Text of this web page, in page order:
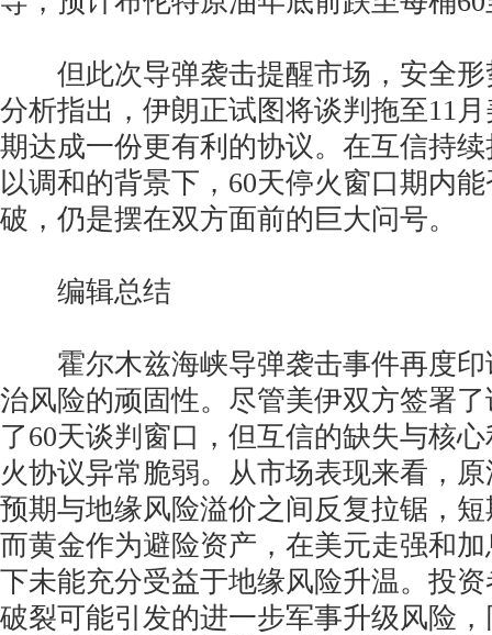
但此次导弹袭击提醒市场，安全形
分析指出，伊朗正试图将谈判拖至11
期达成一份更有利的协议。在互信持
以调和的背景下，60天停火窗口期内
破，仍是摆在双方面前的巨大问号。
编辑总结
霍尔木兹海峡导弹袭击事件再度印
治风险的顽固性。尽管美伊双方签署
了60天谈判窗口，但互信的缺失与核
火协议异常脆弱。从市场表现来看，
预期与地缘风险溢价之间反复拉锯，
而黄金作为避险资产，在美元走强和
下未能充分受益于地缘风险升温。投
破裂可能引发的进一步军事升级风险